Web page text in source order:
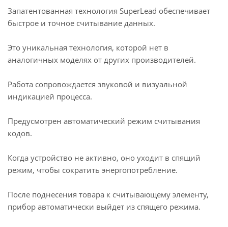
Запатентованная технология SuperLead обеспечивает
быстрое и точное считывание данных.
Это уникальная технология, которой нет в
аналогичных моделях от других производителей.
Работа сопровождается звуковой и визуальной
индикацией процесса.
Предусмотрен автоматический режим считывания
кодов.
Когда устройство не активно, оно уходит в спящий
режим, чтобы сократить энергопотребление.
После поднесения товара к считывающему элементу,
прибор автоматически выйдет из спящего режима.